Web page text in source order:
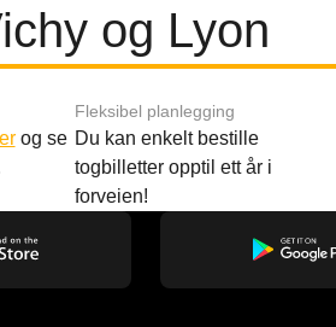
og Lyon
og se
Fleksibel planlegging
Du kan enkelt bestille
togbilletter opptil ett år i
forveien!